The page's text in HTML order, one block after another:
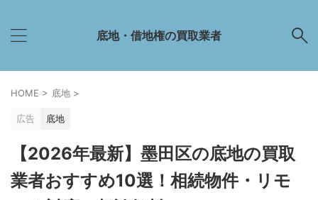
底地・借地権の買取業者
HOME > 底地 >
広告 底地
【2026年最新】墨田区の底地の買取
業者おすすめ10選！相続物件・リモ